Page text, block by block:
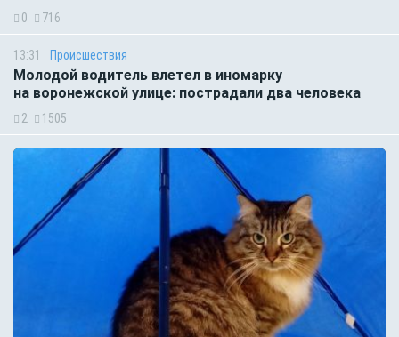
0 716
13:31 Происшествия
Молодой водитель влетел в иномарку
на воронежской улице: пострадали два человека
2 1505